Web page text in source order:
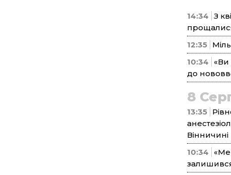
14:34 З
12:35
10:34
«Ви
до
8
13:35
Вінничині
10:34